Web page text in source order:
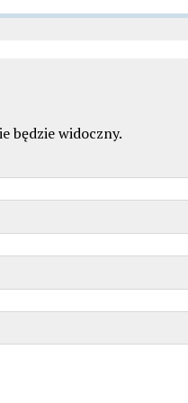
będzie widoczny.